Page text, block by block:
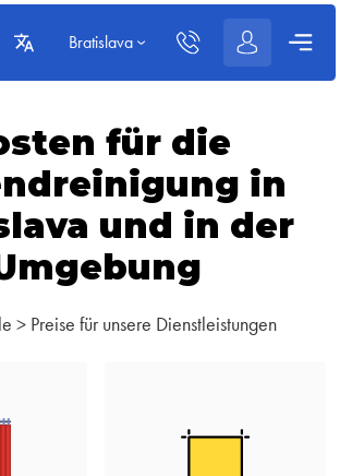
Bratislava
für die
in
und in der
> Preise für unsere Dienstleistungen